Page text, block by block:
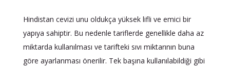
Hindistan cevizi unu oldukça yüksek lifli ve emici bir
yapıya sahiptir. Bu nedenle tariflerde genellikle daha az
miktarda kullanılması ve tarifteki sıvı miktarının buna
göre ayarlanması önerilir. Tek başına kullanılabildiği gibi